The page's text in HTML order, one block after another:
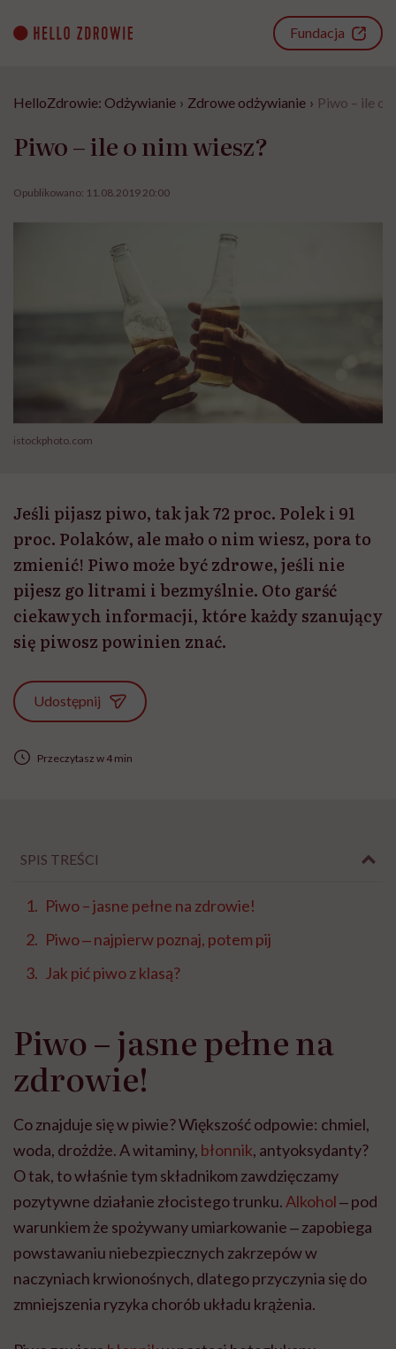
content
Fundacja
HelloZdrowie: Odżywianie › Zdrowe odżywianie › Piwo – ile o
Piwo – ile o nim wiesz?
Opublikowano: 11.08.2019 20:00
istockphoto.com
Jeśli pijasz piwo, tak jak 72 proc. Polek i 91
proc. Polaków, ale mało o nim wiesz, pora to
zmienić! Piwo może być zdrowe, jeśli nie
pijesz go litrami i bezmyślnie. Oto garść
ciekawych informacji, które każdy szanujący
się piwosz powinien znać.
Udostępnij
Przeczytasz w 4 min
SPIS TREŚCI
Piwo – jasne pełne na zdrowie!
Piwo ‒ najpierw poznaj, potem pij
Jak pić piwo z klasą?
Piwo – jasne pełne na
zdrowie!
Co znajduje się w piwie? Większość odpowie: chmiel,
woda, drożdże. A witaminy, błonnik, antyoksydanty?
O tak, to właśnie tym składnikom zawdzięczamy
pozytywne działanie złocistego trunku. Alkohol‒ pod
warunkiem że spożywany umiarkowanie ‒ zapobiega
powstawaniu niebezpiecznych zakrzepów w
naczyniach krwionośnych, dlatego przyczynia się do
zmniejszenia ryzyka chorób układu krążenia.